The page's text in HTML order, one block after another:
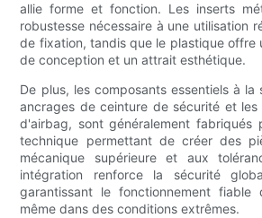
allie forme et fonction. Les inserts
robustesse nécessaire à une utilisation
de fixation, tandis que le plastique offre
de conception et un attrait esthétique.
De plus, les composants essentiels à la
ancrages de ceinture de sécurité et
d'airbag, sont généralement fabriqués
technique permettant de créer des
mécanique supérieure et aux
intégration renforce la sécurité
garantissant le fonctionnement fiable
même dans des conditions extrêmes.